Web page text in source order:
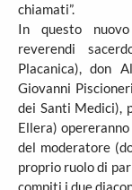
chiamati”.
In questo
reverendi
Placanica), don
Giovanni
dei Santi Medici),
Ellera)
del moderatore
proprio ruolo di
compiti i due